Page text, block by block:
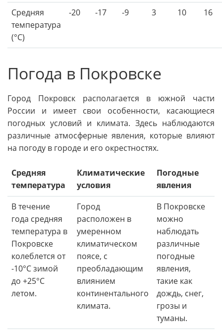
Средняя
температура
(°C)
-20 -17 -9 3 10 16
Погода в Покровске
Город Покровск располагается в южной части
России и имеет свои особенности, касающиеся
погодных условий и климата. Здесь наблюдаются
различные атмосферные явления, которые влияют
на погоду в городе и его окрестностях.
Средняя
температура
Климатические
условия
Погодные
явления
В течение
года средняя
температура в
Покровске
колеблется от
-10°C зимой
до +25°C
летом.
Город
расположен в
умеренном
климатическом
поясе, с
преобладающим
влиянием
континентального
климата.
В Покровске
можно
наблюдать
различные
погодные
явления,
такие как
дождь, снег,
грозы и
туманы.